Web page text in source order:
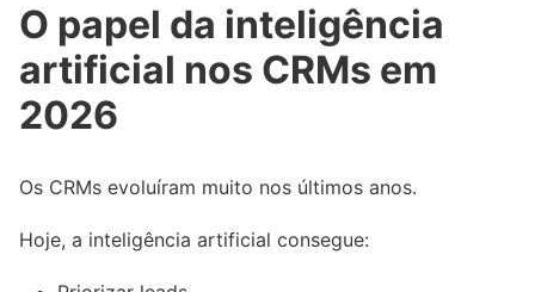
O papel da inteligência
artificial nos CRMs em
2026
Os CRMs evoluíram muito nos últimos anos.
Hoje, a inteligência artificial consegue: